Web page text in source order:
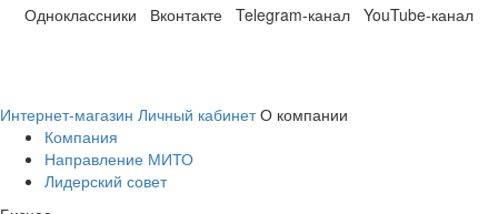
Одноклассники Вконтакте Telegram-канал YouTube-канал
Интернет-магазин Личный кабинетО компании
Компания
Направление МИТО
Лидерский совет